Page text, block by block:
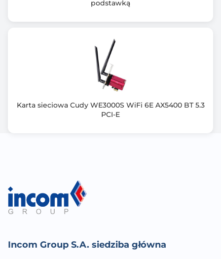
podstawką
Karta sieciowa Cudy WE3000S WiFi 6E AX5400 BT 5.3
PCI-E
Incom Group S.A. siedziba główna